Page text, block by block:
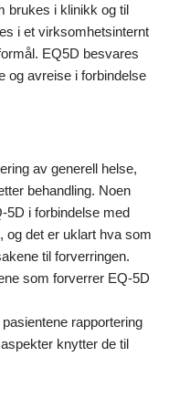
brukes i klinikk og til
i et virksomhetsinternt
EQ5D besvares
og avreise i forbindelse
av generell helse,
behandling. Noen
5D i forbindelse med
og det er uklart hva som
til forverringen.
som forverrer EQ-5D
rapportering
knytter de til